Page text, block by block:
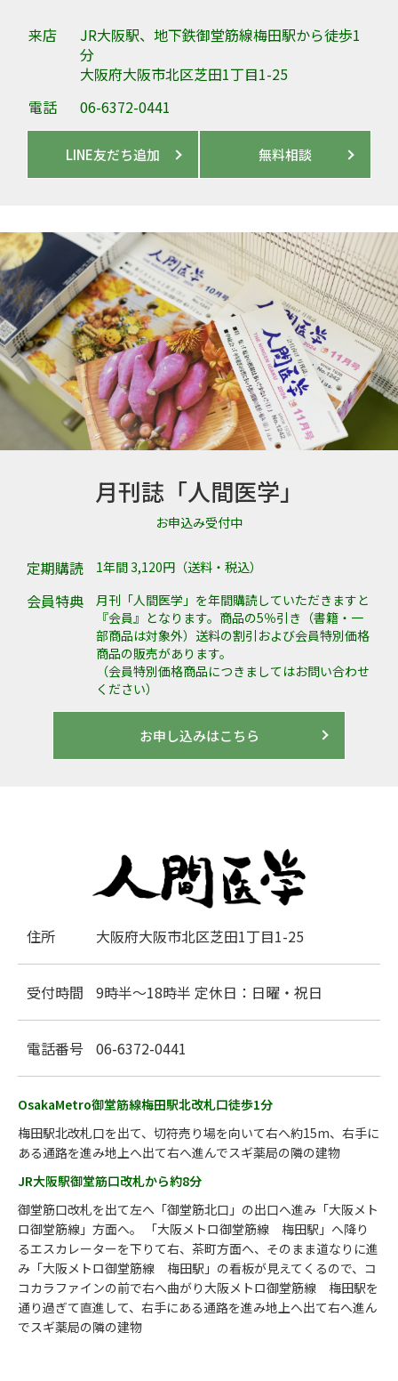
来店
JR大阪駅、地下鉄御堂筋線梅田駅から徒歩1
分
大阪府大阪市北区芝田1丁目1-25
電話
06-6372-0441
LINE友だち追加 無料相談
月刊誌「人間医学」
お申込み受付中
定期購読 1年間 3,120円（送料・税込）
会員特典
月刊「人間医学」を年間購読していただきますと
『会員』となります。商品の5％引き（書籍・一
部商品は対象外）送料の割引および会員特別価格
商品の販売があります。
（会員特別価格商品につきましてはお問い合わせ
ください）
お申し込みはこちら
住所 大阪府大阪市北区芝田1丁目1-25
受付時間 9時半～18時半 定休日：日曜・祝日
電話番号 06-6372-0441
OsakaMetro御堂筋線梅田駅北改札口徒歩1分
梅田駅北改札口を出て、切符売り場を向いて右へ約15m、右手に
ある通路を進み地上へ出て右へ進んでスギ薬局の隣の建物
JR大阪駅御堂筋口改札から約8分
御堂筋口改札を出て左へ「御堂筋北口」の出口へ進み「大阪メト
ロ御堂筋線」方面へ。 「大阪メトロ御堂筋線 梅田駅」へ降り
るエスカレーターを下りて右、茶町方面へ、そのまま道なりに進
み「大阪メトロ御堂筋線 梅田駅」の看板が見えてくるので、コ
コカラファインの前で右へ曲がり大阪メトロ御堂筋線 梅田駅を
通り過ぎて直進して、右手にある通路を進み地上へ出て右へ進ん
でスギ薬局の隣の建物